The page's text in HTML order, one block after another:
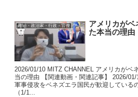
政治・政治家・行政・官僚
アメリカがベ
た本当の理由
2026/01/10 MITZ CHANNEL アメリカがベ
当の理由 【関連動画・関連記事】 2026/
軍事侵攻をベネズエラ国民が歓迎している
（1/1...